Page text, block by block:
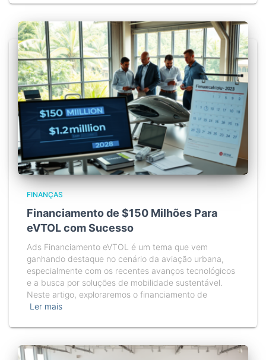
FINANÇAS
Financiamento de $150 Milhões Para
eVTOL com Sucesso
Ads Financiamento eVTOL é um tema que vem
ganhando destaque no cenário da aviação urbana,
especialmente com os recentes avanços tecnológicos
e a busca por soluções de mobilidade sustentável.
Neste artigo, exploraremos o financiamento de
Ler mais